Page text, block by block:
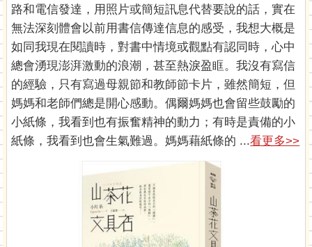
路和電信發達，用照片或簡短訊息代替要說的話，實在
無法深刻體會以前用書信傳達信息的感受，我想大概是
如同我現在閱讀時，對書中情境或觀點有認同時，心中
總會湧現澎湃激動的浪潮，甚至熱淚盈眶。我沒有寫信
的經驗，只有寫過母親節和教師節卡片，雖然簡短，但
媽媽和老師們總是開心感動。偶爾媽媽也會留些鼓勵的
小紙條，我看到也有振奮精神的動力；有時是責備的小
紙條，我看到也會生氣難過。媽媽藉紙條的 ...看更多>>